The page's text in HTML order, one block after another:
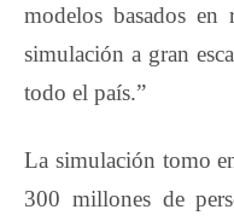
modelos basados
simulación a gran
todo el país.”
La simulación tomo
300 millones de